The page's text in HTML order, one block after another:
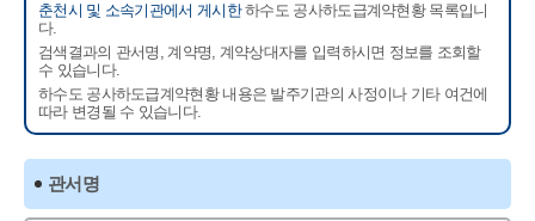
춘천시 및 소속기관에서 게시한하수도 공사하도급계약현황 목록입니
다.
검색결과의 관서명, 계약명, 계약상대자를 입력하시면 정보를 조회할
수 있습니다.
하수도 공사하도급계약현황 내용은 발주기관의 사정이나 기타 여건에
따라 변경될 수 있습니다.
관서명